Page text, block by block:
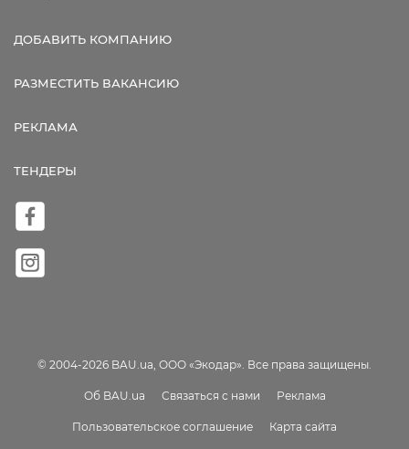
ДОБАВИТЬ КОМПАНИЮ
РАЗМЕСТИТЬ ВАКАНСИЮ
РЕКЛАМА
ТЕНДЕРЫ
© 2004-2026 BAU.ua, ООО «Экодар». Все права защищены.
Об BAU.ua Связаться с нами Реклама
Пользовательское соглашение Карта сайта